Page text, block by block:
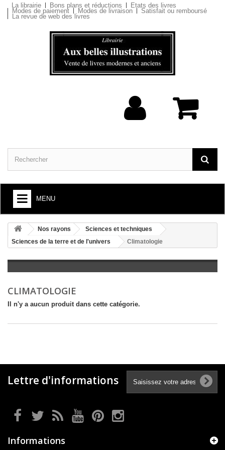
La librairie Bons plans et réductions Etats des livres
Modes de paiement Modes de livraison Satisfait ou remboursé
La revue de web des livres
MENU
+
ARTS ET SOCIÉTÉ
+
LITTÉRATURE
LOISIRS, VIE PRATIQUE
+
SCOLAIRE ET DICTIONNAIRE
Nos rayons
Sciences et techniques
Sciences de la terre et de l'univers
Climatologie
CLIMATOLOGIE
Il n'y a aucun produit dans cette catégorie.
Lettre d'informations
Informations